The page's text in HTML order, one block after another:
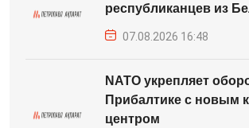
республиканцев из
07.08.2026 16:48
NATO укрепляет
Прибалтике с новым
центром